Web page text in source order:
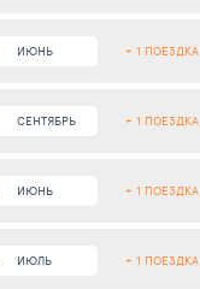
ИЮНЬ + 1 ПОЕЗДКА
СЕНТЯБРЬ + 1 ПОЕЗДКА
ИЮНЬ + 1 ПОЕЗДКА
ИЮЛЬ + 1 ПОЕЗДКА